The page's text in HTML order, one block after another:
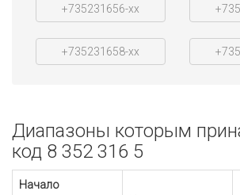
+735231656-xx
+735231658-xx
Диапазоны которым
код 8 352 316 5
Начало